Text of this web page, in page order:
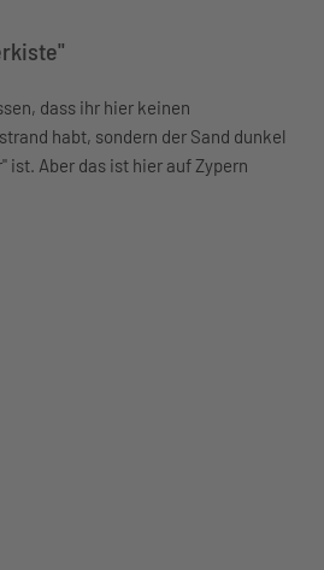
dass ihr hier keinen
habt, sondern der Sand dunkel
ist. Aber das ist hier auf Zypern